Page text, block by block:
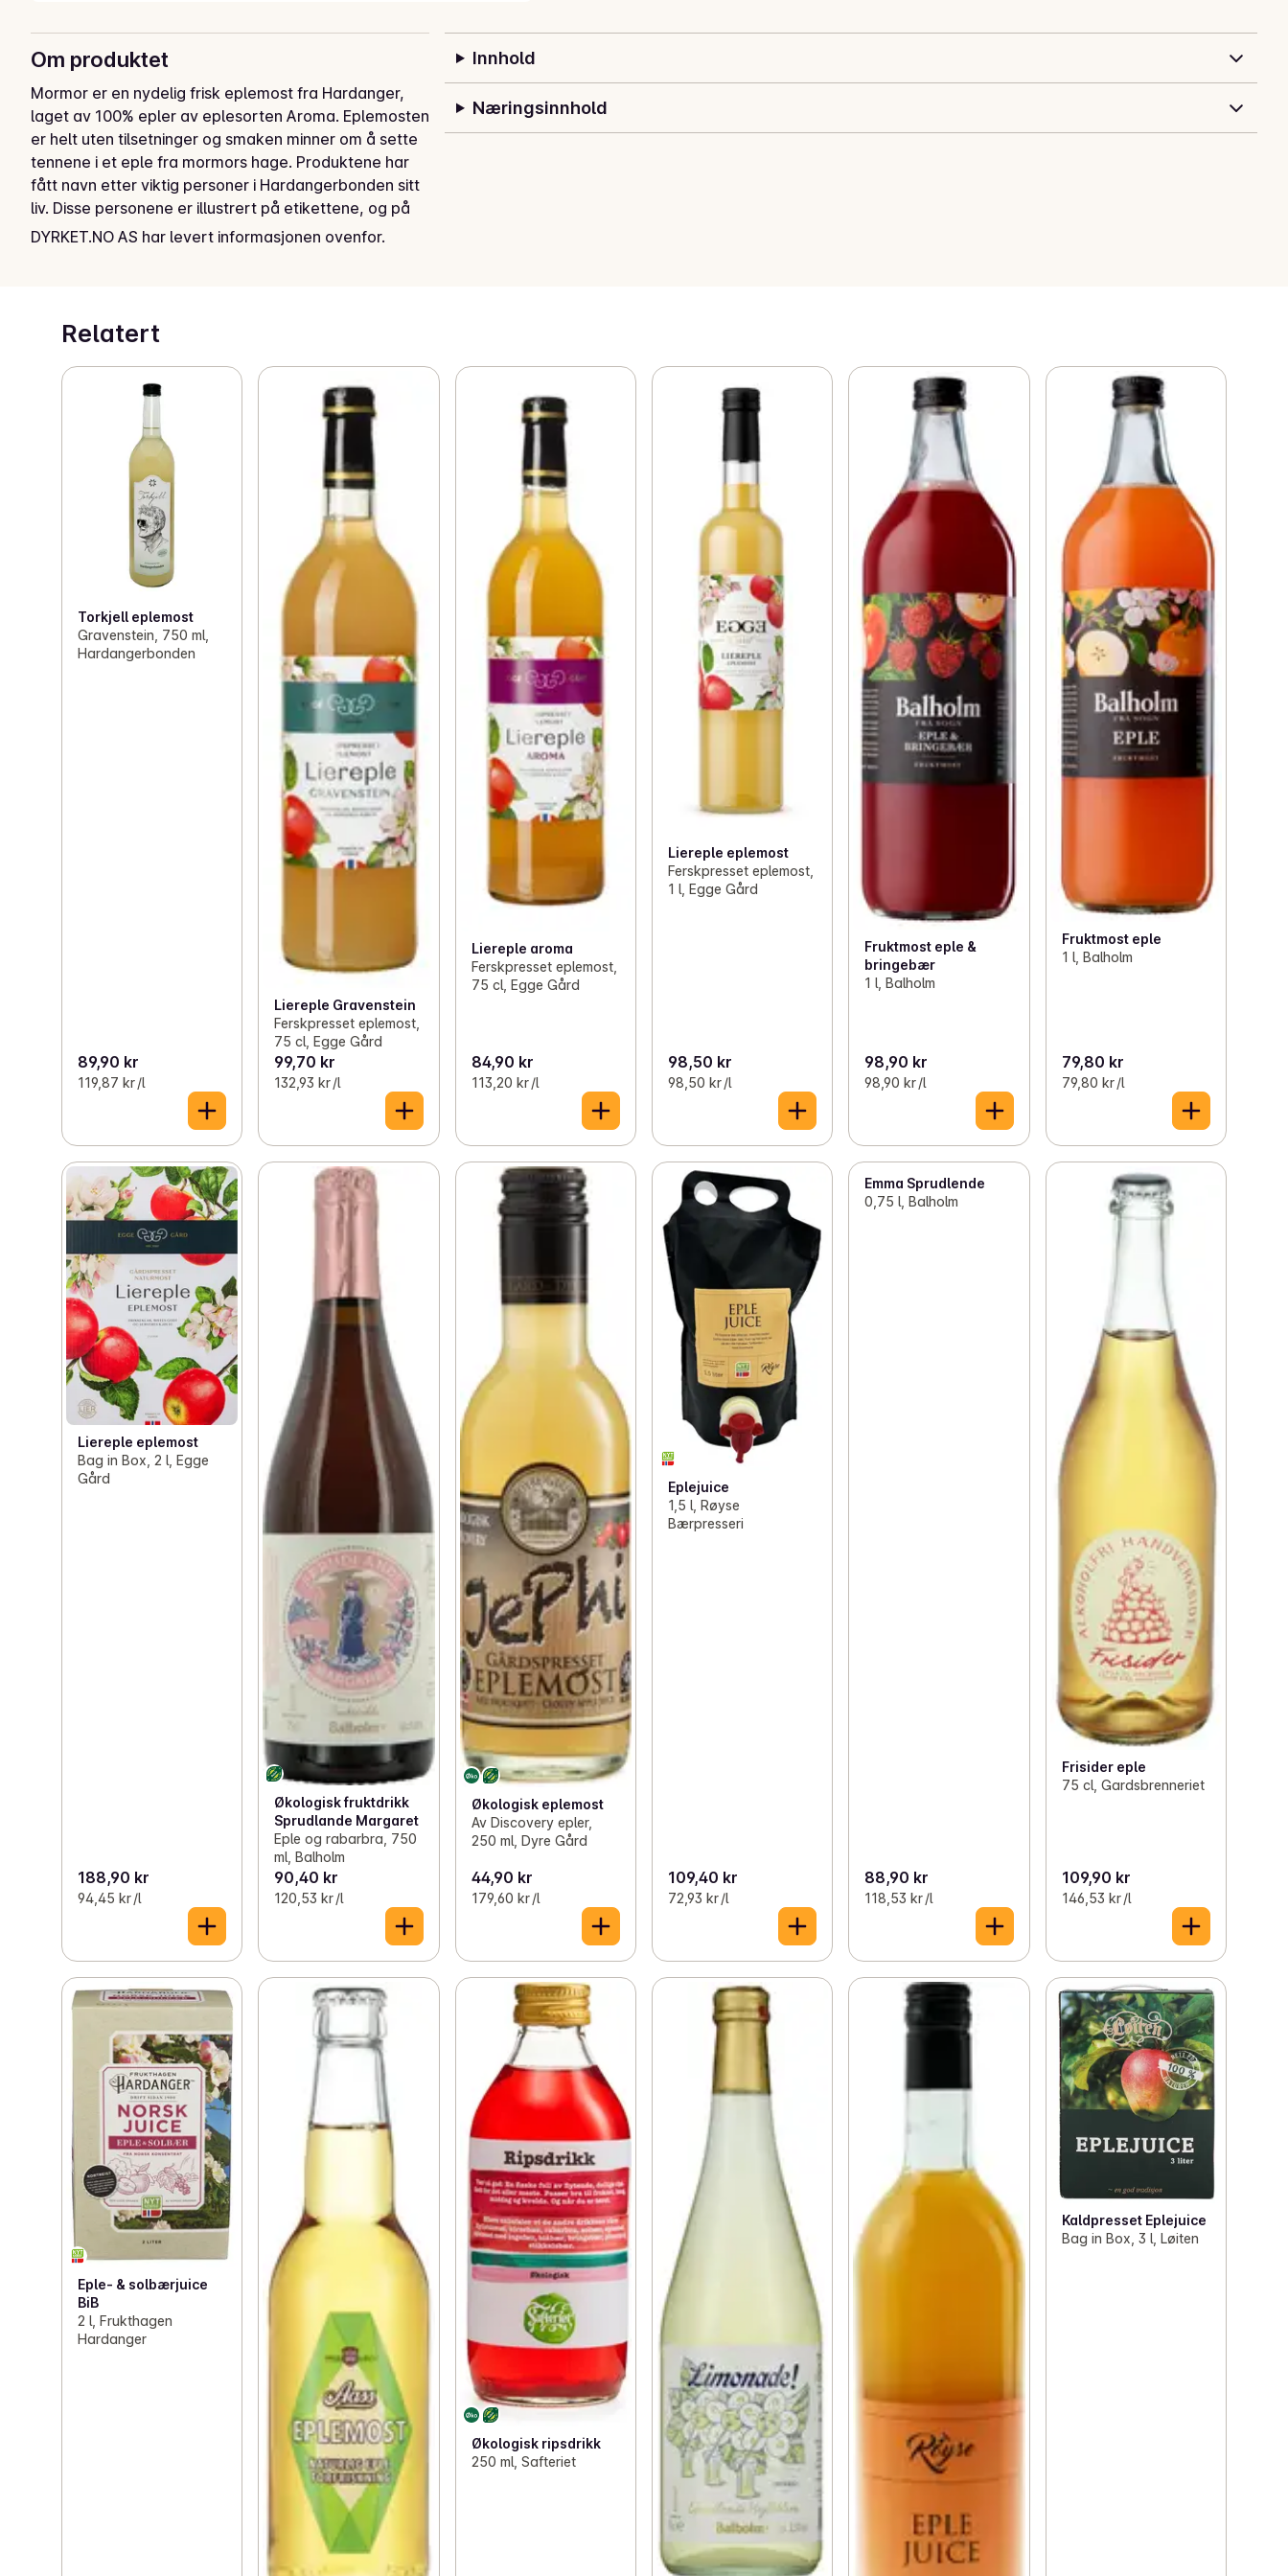
Om produktet
Mormor er en nydelig frisk eplemost fra Hardanger,
laget av 100% epler av eplesorten Aroma. Eplemosten
er helt uten tilsetninger og smaken minner om å sette
tennene i et eple fra mormors hage. Produktene har
fått navn etter viktig personer i Hardangerbonden sitt
liv. Disse personene er illustrert på etikettene, og på
baksiden av flasken kan du lese de personlige
DYRKET.NO AS har levert informasjonen ovenfor.
Innhold
Næringsinnhold
Relatert
Torkjell eplemost
Gravenstein, 750 ml,
Hardangerbonden
89,90 kr
119,87 kr /l
Liereple Gravenstein
Ferskpresset eplemost,
75 cl, Egge Gård
99,70 kr
132,93 kr /l
Liereple aroma
Ferskpresset eplemost,
75 cl, Egge Gård
84,90 kr
113,20 kr /l
Liereple eplemost
Ferskpresset eplemost,
1 l, Egge Gård
98,50 kr
98,50 kr /l
Fruktmost eple &
bringebær
1 l, Balholm
98,90 kr
98,90 kr /l
Fruktmost eple
1 l, Balholm
79,80 kr
79,80 kr /l
Liereple eplemost
Bag in Box, 2 l, Egge
Gård
188,90 kr
94,45 kr /l
Økologisk fruktdrikk
Sprudlande Margaret
Eple og rabarbra, 750
ml, Balholm
90,40 kr
120,53 kr /l
Økologisk eplemost
Av Discovery epler,
250 ml, Dyre Gård
44,90 kr
179,60 kr /l
Eplejuice
1,5 l, Røyse
Bærpresseri
109,40 kr
72,93 kr /l
Emma Sprudlende
0,75 l, Balholm
88,90 kr
118,53 kr /l
Frisider eple
75 cl, Gardsbrenneriet
109,90 kr
146,53 kr /l
Eple- & solbærjuice
BiB
2 l, Frukthagen
Hardanger
Økologisk ripsdrikk
250 ml, Safteriet
Kaldpresset Eplejuice
Bag in Box, 3 l, Løiten